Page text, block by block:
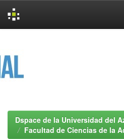
Dspace de la Universidad del
Facultad de Ciencias de la